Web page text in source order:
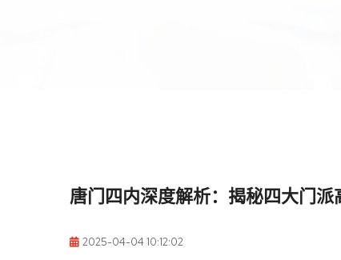
唐门四内深度解析：揭秘四大门
2025-04-04 10:12:02